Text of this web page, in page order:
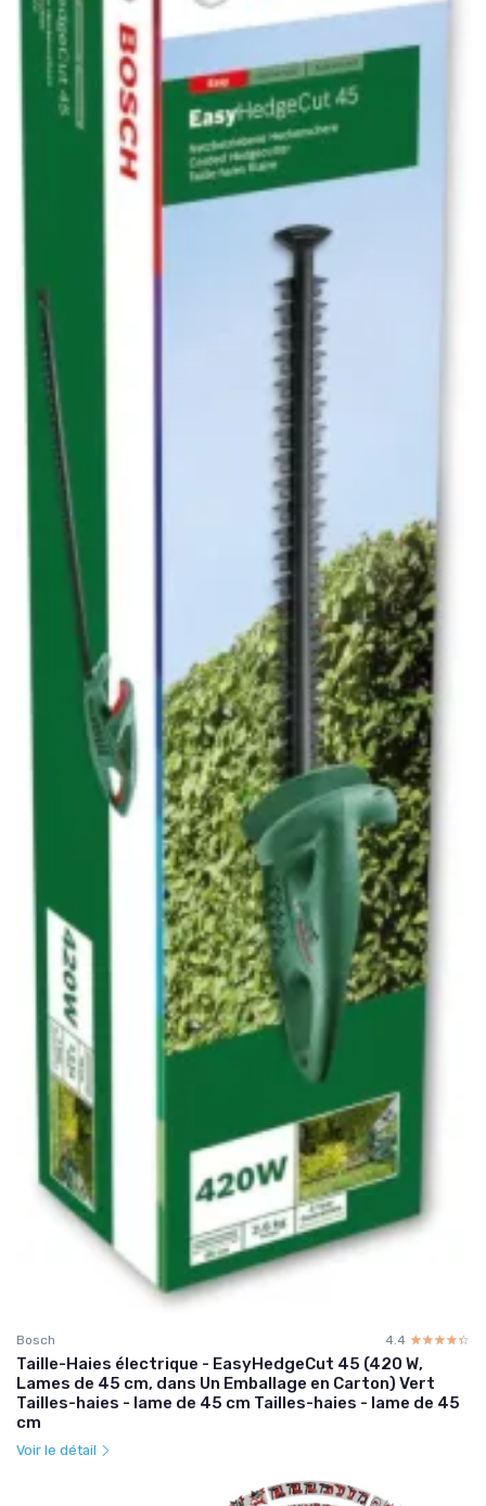
Bosch 4.4 ☆☆☆☆☆
★★★★★
Taille-Haies électrique - EasyHedgeCut 45 (420 W,
Lames de 45 cm, dans Un Emballage en Carton) Vert
Tailles-haies - lame de 45 cm Tailles-haies - lame de 45
cm
Voir le détail